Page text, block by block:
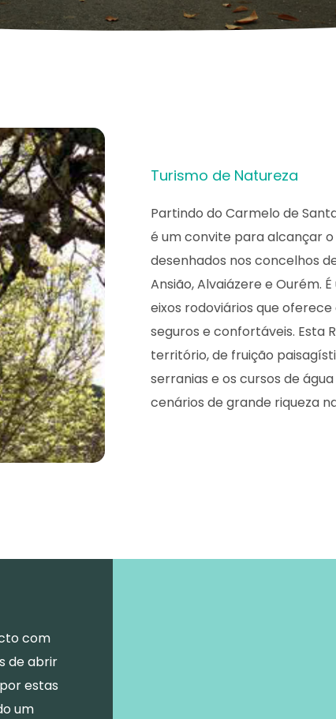
Turismo de Natureza
Partindo do Carmelo de
é um convite para alcançar o
desenhados nos concelhos
Ansião, Alvaiázere e Ourém.
eixos rodoviários que
seguros e confortáveis. Esta
território, de fruição
serranias e os cursos de
cenários de grande riqueza
com
de abrir
estas
um